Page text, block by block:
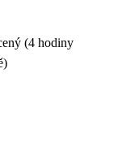
(4 hodiny